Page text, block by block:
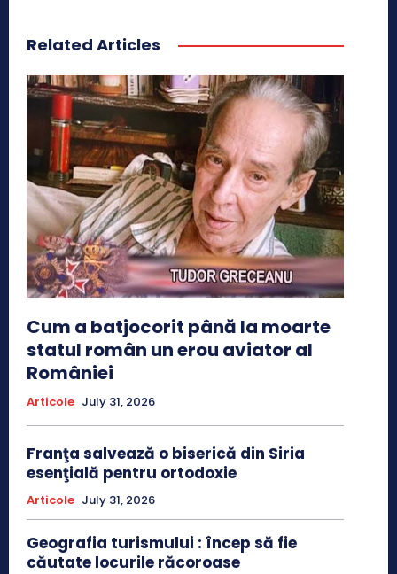
Related Articles
Cum a batjocorit până la moarte
statul român un erou aviator al
României
Articole July 31, 2026
Franţa salvează o biserică din Siria
esenţială pentru ortodoxie
Articole July 31, 2026
Geografia turismului : încep să fie
căutate locurile răcoroase